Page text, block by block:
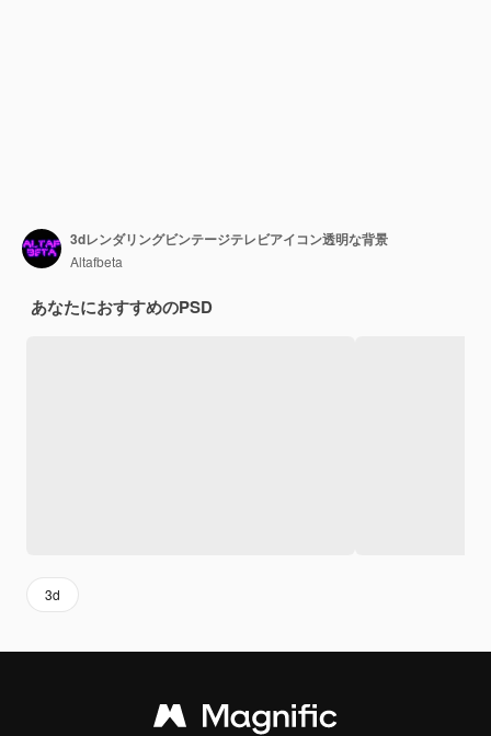
3dレンダリングビンテージテレビアイコン透明な背景
Altafbeta
あなたにおすすめのPSD
3d